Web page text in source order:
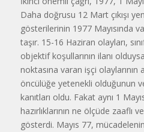
Daha doğrusu 12 Mart çıkışı
gösterilerinin 1977 Mayısında
taşır. 15-16 Haziran olayları,
objektif koşullarının ilanı
noktasına varan işçi olaylarının
öncülüğe yetenekli olduğunun ve
kanıtları oldu. Fakat aynı 1
hazırlıklarının ne ölçüde zaaflı
gösterdi. Mayıs 77,